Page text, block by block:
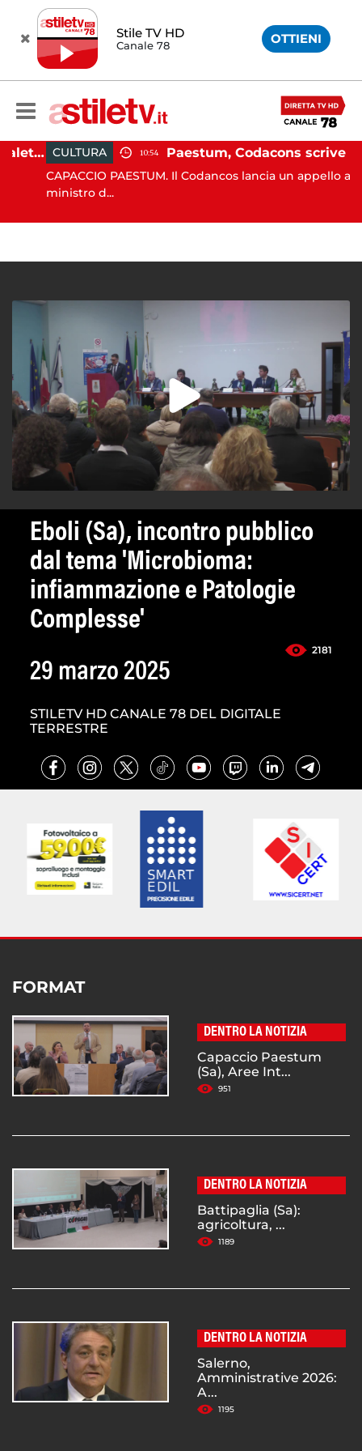
Stile TV HD
Canale 78 OTTIENI
Martina Carbonaro, braccialetto elettronico per i genitori della 14enne uccisa dall'ex CULTURA 10:54 Paestum, Codacons scrive al ministro Giuli: "Rilanciare scavi dell'Anfiteatro nell'area archeologica"
CAPACCIO PAESTUM. Il Codancos lancia un appello al
ministro d...
Eboli (Sa), incontro pubblico
dal tema 'Microbioma:
infiammazione e Patologie
Complesse'
2181
29 marzo 2025
STILETV HD CANALE 78 DEL DIGITALE
TERRESTRE
FORMAT
DENTRO LA NOTIZIA
Capaccio Paestum
(Sa), Aree Int...
951
DENTRO LA NOTIZIA
Battipaglia (Sa):
agricoltura, ...
1189
DENTRO LA NOTIZIA
Salerno,
Amministrative 2026:
A...
1195